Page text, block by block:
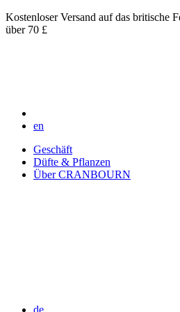
Kostenloser Versand auf das britische
über 70 £
en
Geschäft
Düfte & Pflanzen
Über CRANBOURN
de